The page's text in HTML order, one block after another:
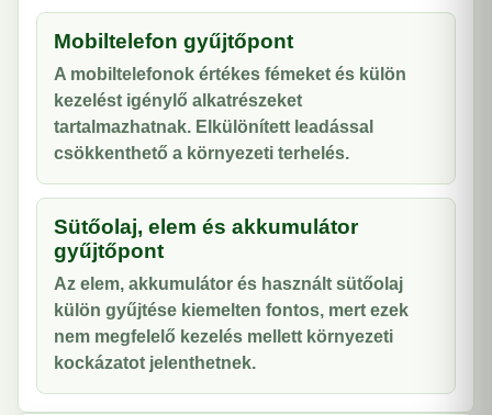
Mobiltelefon gyűjtőpont
A mobiltelefonok értékes fémeket és külön
kezelést igénylő alkatrészeket
tartalmazhatnak. Elkülönített leadással
csökkenthető a környezeti terhelés.
Sütőolaj, elem és akkumulátor
gyűjtőpont
Az elem, akkumulátor és használt sütőolaj
külön gyűjtése kiemelten fontos, mert ezek
nem megfelelő kezelés mellett környezeti
kockázatot jelenthetnek.